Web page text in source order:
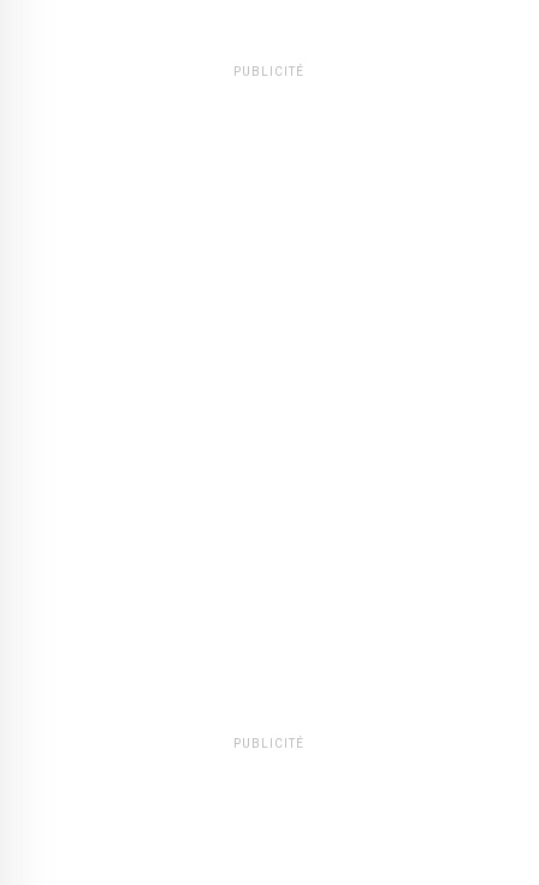
PUBLICITÉ
PUBLICITÉ